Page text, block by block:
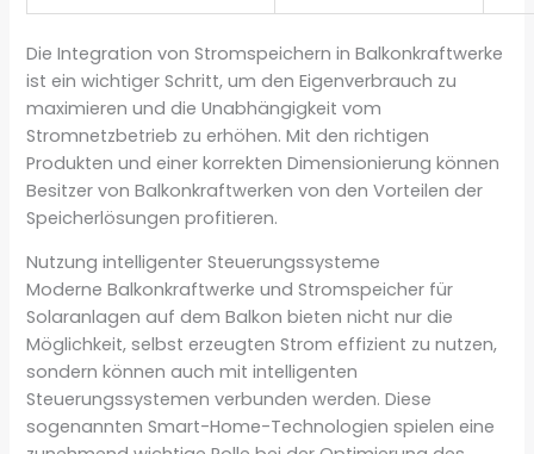
Die Integration von Stromspeichern in Balkonkraftwerke
ist ein wichtiger Schritt, um den Eigenverbrauch zu
maximieren und die Unabhängigkeit vom
Stromnetzbetrieb zu erhöhen. Mit den richtigen
Produkten und einer korrekten Dimensionierung können
Besitzer von Balkonkraftwerken von den Vorteilen der
Speicherlösungen profitieren.
Nutzung intelligenter Steuerungssysteme
Moderne Balkonkraftwerke und Stromspeicher für
Solaranlagen auf dem Balkon bieten nicht nur die
Möglichkeit, selbst erzeugten Strom effizient zu nutzen,
sondern können auch mit intelligenten
Steuerungssystemen verbunden werden. Diese
sogenannten Smart-Home-Technologien spielen eine